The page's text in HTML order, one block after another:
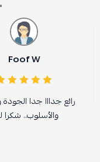
Foof W
رائع جدااا جدا الجودة
والأسلوب.. شكرا